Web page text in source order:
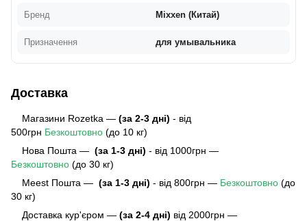
Бренд Mixxen (Китай)
Призначення для умывальника
Доставка
Магазини Rozetka — (за 2-3 дні) - від
500грн Безкоштовно (до 10 кг)
Нова Пошта — (за 1-3 дні) - від 1000грн —
Безкоштовно (до 30 кг)
Meest Пошта — (за 1-3 дні) - від 800грн — Безкоштовно (до
30 кг)
Доставка кур'єром — (за 2-4 дні) від 2000грн —